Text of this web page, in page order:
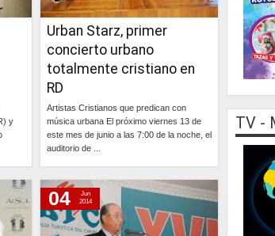
y
Urban Starz, primer
concierto urbano
totalmente cristiano en
RD
Artistas Cristianos que predican con
música urbana El próximo viernes 13 de
este mes de junio a las 7:00 de la noche, el
auditorio de ...
04
Jun
2014
TV -